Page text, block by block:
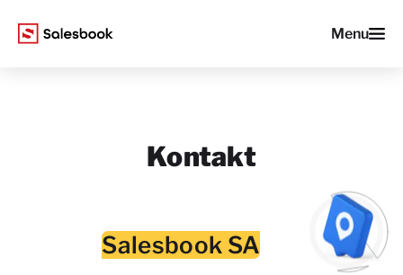
Menu
Kontakt
Salesbook SA